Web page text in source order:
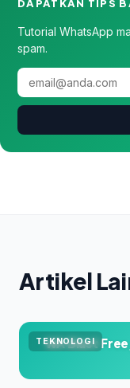
DAPATKAN TIPS
Tutorial WhatsApp
spam.
Artikel
TEKNOLOGI
WA Blast